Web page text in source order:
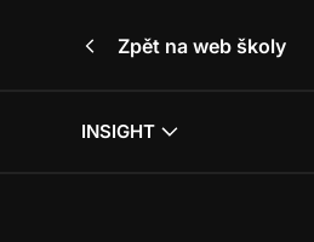
Zpět na web školy
INSIGHT